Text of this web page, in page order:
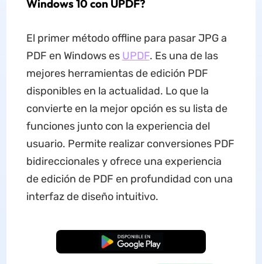
Windows 10 con UPDF?
El primer método offline para pasar JPG a
PDF en Windows es UPDF. Es una de las
mejores herramientas de edición PDF
disponibles en la actualidad. Lo que la
convierte en la mejor opción es su lista de
funciones junto con la experiencia del
usuario. Permite realizar conversiones PDF
bidireccionales y ofrece una experiencia
de edición de PDF en profundidad con una
interfaz de diseño intuitivo.
Descarga Gratuita